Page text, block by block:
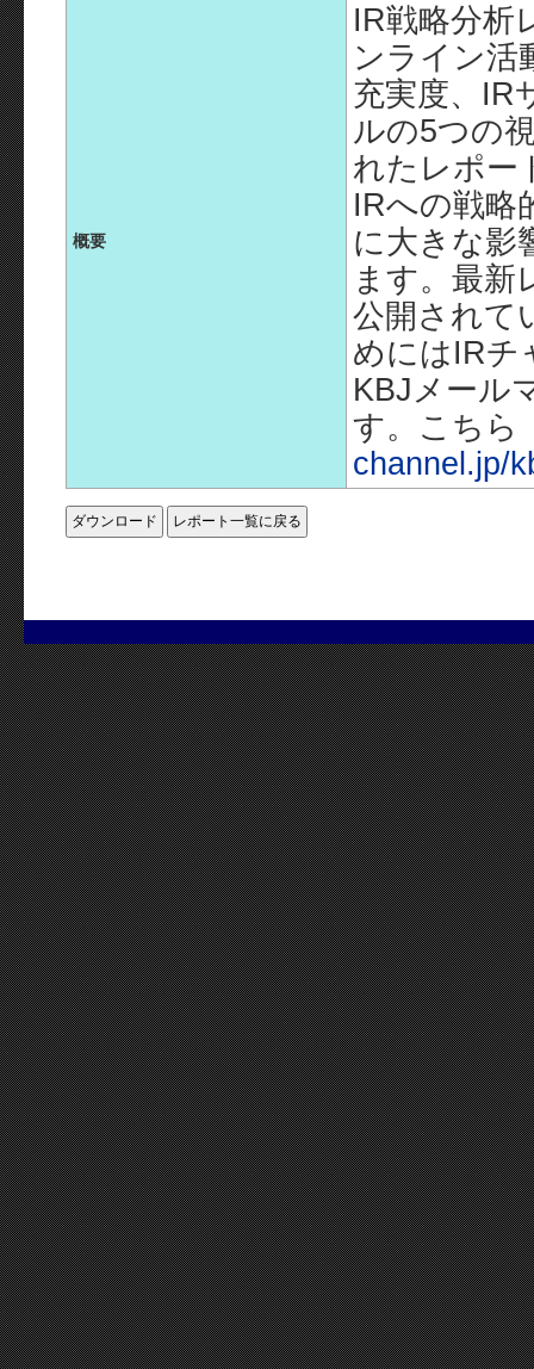
概要
IR戦略分析
ンライン活
充実度、IR
ルの5つの
れたレポー
IRへの戦略
に大きな影
ます。最新
公開されて
めにはIRチ
KBJメール
す。こちら
channel.jp/